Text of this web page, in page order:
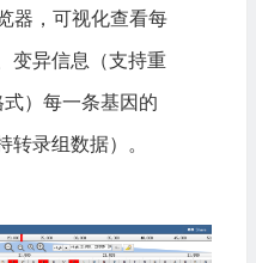
器，可视化查看每
变异信息（支持重
）每一条基因的
录组数据）。